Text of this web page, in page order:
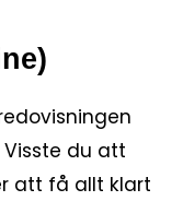
Visste du att
att få allt klart